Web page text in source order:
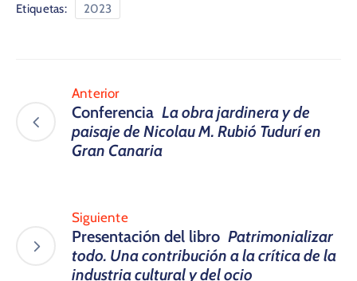
Etiquetas: 2023
Anterior
Conferencia La obra jardinera y de
paisaje de Nicolau M. Rubió Tudurí en
Gran Canaria​
Siguiente
Presentación del libro Patrimonializar
todo. Una contribución a la crítica de la
industria cultural y del ocio